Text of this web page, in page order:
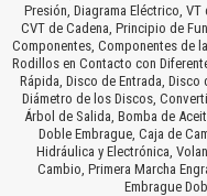
Presión, Diagrama Eléctrico, VT
CVT de Cadena, Principio de
Componentes, Componentes de
Rodillos en Contacto con
Rápida, Disco de Entrada,
Diámetro de los Discos,
Árbol de Salida, Bomba de
Doble Embrague, Caja de
Hidráulica y Electrónica,
Cambio, Primera Marcha
Embrague